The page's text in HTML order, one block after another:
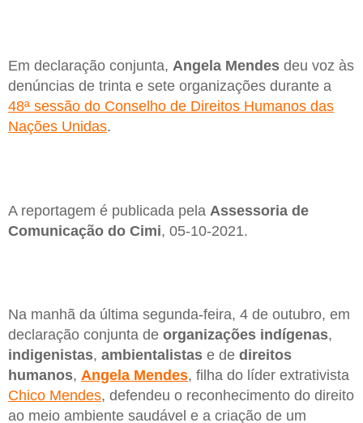
Em declaração conjunta, Angela Mendes deu voz às
denúncias de trinta e sete organizações durante a
48ª sessão do Conselho de Direitos Humanos das
Nações Unidas.
A reportagem é publicada pela Assessoria de
Comunicação do Cimi, 05-10-2021.
Na manhã da última segunda-feira, 4 de outubro, em
declaração conjunta de organizações indígenas,
indigenistas, ambientalistas e de direitos
humanos, Angela Mendes, filha do líder extrativista
Chico Mendes, defendeu o reconhecimento do direito
ao meio ambiente saudável e a criação de um